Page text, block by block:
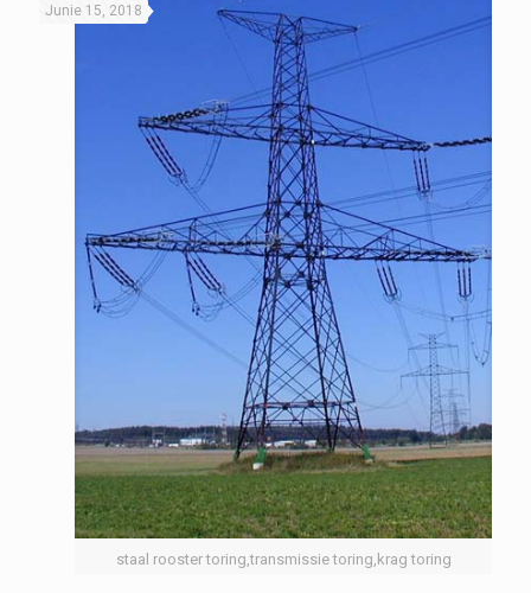
staal rooster toring,transmissie toring,krag toring
Junie 15, 2018